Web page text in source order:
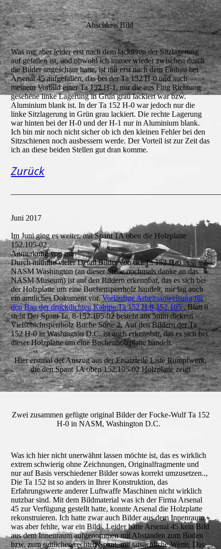
Abschluss Bild
Was mir aber leider erst nach dem lackieren der Sitzlagerung
auf gefallen ist, und obwohl ich immer wieder zwischen durch
die Bilder angeschaut hatte, ist mir erst nach dem Einbau bei
Arsenal 45 aufgefallen, das bei der Ta 152 H-0 und auch
meinem Vorbild einer Ta 152 H-1, nur die aus Flug Richtung
gesehene linke Lagerung in Grün grau lackiert war bzw.
Aluminium blank ist. In der Ta 152 H-0 war jedoch nur die
linke Sitzlagerung in Grün grau lackiert. Die rechte Lagerung
war hinten bei der H-0 und der H-1 nur in Aluminium blank.
Ich bin mir noch nicht sicher ob ich den kleinen Fehler bei den
Sitzschienen noch ausbessern werde. Der Vorteil ist zur Zeit das
ich an diese beiden Stellen gut dran komme.
Zurück
Juni 2017
Im Juni ging es weiter, mit Spant 1A oben die Holzplatte
152.105-02.
Anmerkung von mir:
Durch mithilfe vieler Detail Bilder von der Ta 152 H-0 in
NASM Washington (an dieser Stelle nochmals danke an das
NASM Museum) ist auf den Bildern erkennbar, das es sich bei
der Holzplatte um eine Buchensperrholz handelt, mir lag auch
ein amtliches Dokument vor.Vorläufige Arbeitsanweisung für
den Bau der druckdichten Kabine Ta 152 H 8-152.105 , Blatt 8
steht Der Spant 1a, 8-152.105-02 besteht aus 5mm dickem
Vielschichtsperrholz Buche Sorte 2. Auf den Bildern der Ta
152 H-0 in Washington D.C. ist auch erkennbar, das es sich bei
dieser Holzplatte um eine Buchenholzplatte handelt.
Hier erstmal der Auszug aus der Ersatzteile Liste Rumpfwerk,
die den Spant 1A oben 152.105-02 Holzplatte zeigt
Zwei zusammen gefügte original Bilder der Focke-Wulf Ta 152
H-0 in NASM, Washington D.C.
Was ich hier nicht unerwähnt lassen möchte ist, das es wirklich
extrem schwierig ohne Zeichnungen, Originalfragmente und
nur auf Basis verschiedener Bilder sowas korrekt umzusetzen..,
Die Ta 152 ist so anders in Ihrer Konstruktion, das
Erfahrungswerte anderer Luftwaffe Maschinen nicht wirklich
nutzbar sind. Mit dem Bildmaterial was ich der Firma Arsenal
45 zur Verfügung gestellt hatte, konnte Arsenal die Holzplatte
rekonstruieren. Ich hatte zwar auch Bilder aus dem Innenraum,
was aber fehlte, war ein Bild . Leider hatte Arsenal 45 kein Bild
aus dem Innenraum aufgenommen mit Abständen zum Boden
bzw. zum seitlichen rechten Spant, mit tatsächliche Werte. Das